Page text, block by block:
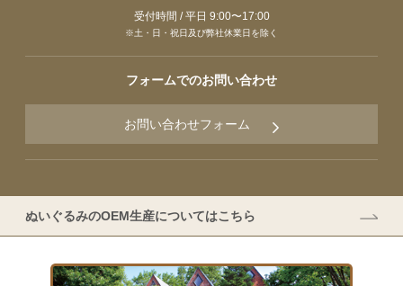
受付時間 / 平日 9:00〜17:00
※土・日・祝日及び弊社休業日を除く
フォームでのお問い合わせ
お問い合わせフォーム
ぬいぐるみのOEM生産についてはこちら